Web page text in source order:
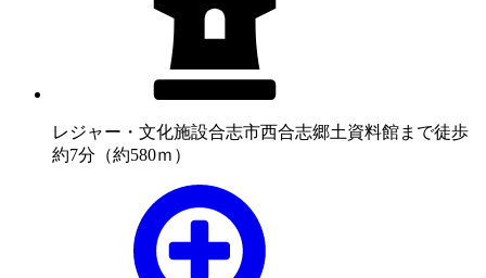
レジャー・文化施設合志市西合志郷土資料館まで徒歩
約7分（約580ｍ）